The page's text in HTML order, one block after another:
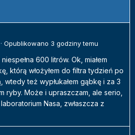
· Opublikowano 3 godziny temu
600 litrów. Ok, miałem
którą włożyłem do filtra tydzień po
wtedy też wypłukałem gąbkę i za 3
ryby. Może i upraszczam, ale serio,
Nasa, zwłaszcza z